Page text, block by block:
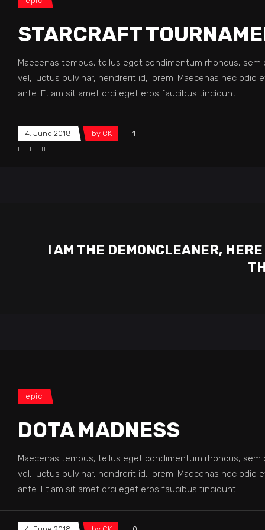
STARCRAFT
Maecenas tempus, tellus eget condimentum rhoncus,
vel, luctus pulvinar, hendrerit id, lorem. Maecenas nec
ante. Etiam sit amet orci eget eros faucibus tincidunt.
4. June 2018 by CK 1
I AM THE DEMONCLEANER,
epic
DOTA MADNESS
Maecenas tempus, tellus eget condimentum rhoncus,
vel, luctus pulvinar, hendrerit id, lorem. Maecenas nec
ante. Etiam sit amet orci eget eros faucibus tincidunt.